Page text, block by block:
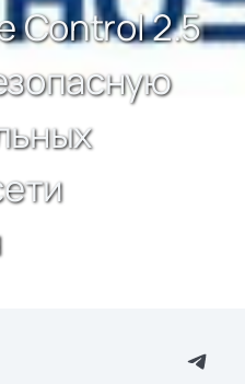
Control 2.5